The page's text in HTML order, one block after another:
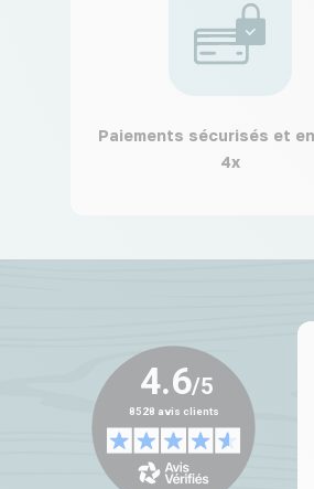
Paiements sécurisés et
4x